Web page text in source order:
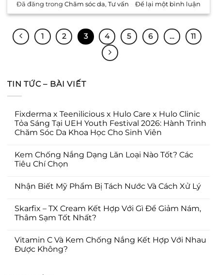
Đã đăng trongChăm sóc da,Tư vấn Để lại một bình luận
1 2 3 4 5 6 … 11
TIN TỨC – BÀI VIẾT
Fixderma x Teenilicious x Hulo Care x Hulo Clinic
Tỏa Sáng Tại UEH Youth Festival 2026: Hành Trình
Chăm Sóc Da Khoa Học Cho Sinh Viên
Kem Chống Nắng Dạng Lăn Loại Nào Tốt? Các
Tiêu Chí Chọn
Nhận Biết Mỹ Phẩm Bị Tách Nước Và Cách Xử Lý
Skarfix – TX Cream Kết Hợp Với Gì Để Giảm Nám,
Thâm Sạm Tốt Nhất?
Vitamin C Và Kem Chống Nắng Kết Hợp Với Nhau
Được Không?